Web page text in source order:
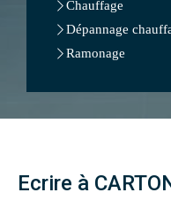
Chauffage
Dépannage
Ramonage
Ecrire à